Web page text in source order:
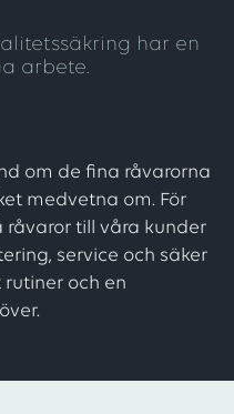
har en
arbete.
om de fina råvarorna
medvetna om. För
till våra kunder
service och säker
och en